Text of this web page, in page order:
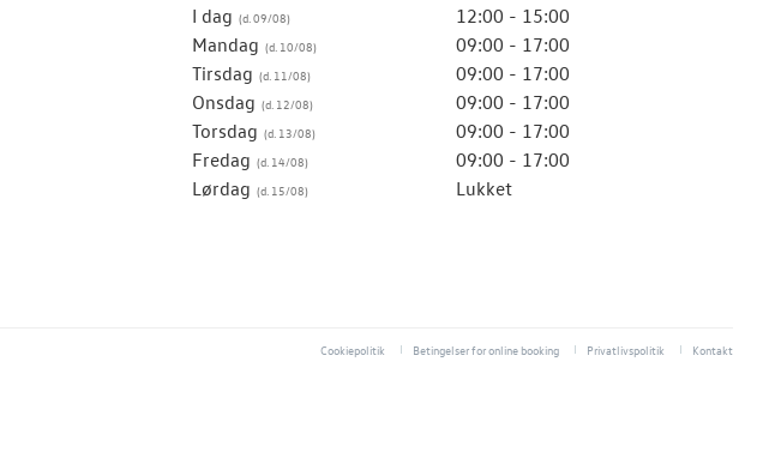
I dag
12:00 - 15:00
Mandag
09:00 - 17:00
Tirsdag
09:00 - 17:00
Onsdag
09:00 - 17:00
Torsdag
09:00 - 17:00
Fredag
09:00 - 17:00
Lørdag
Lukket
Cookiepolitik Betingelser for online booking Privatlivspolitik Kontakt